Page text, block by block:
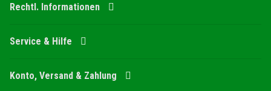
Rechtl. Informationen
Service & Hilfe
Konto, Versand & Zahlung